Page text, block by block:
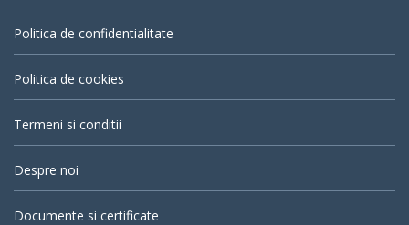
Politica de confidentialitate
Politica de cookies
Termeni si conditii
Despre noi
Documente si certificate